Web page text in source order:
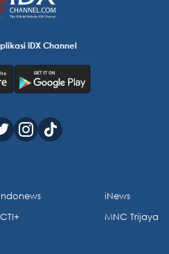
IDX Channel
iNews
MNC Trijaya